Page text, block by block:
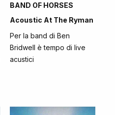
BAND OF HORSES
Acoustic At The Ryman
Per la band di Ben
Bridwell è tempo di live
acustici